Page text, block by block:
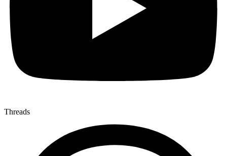
Threads